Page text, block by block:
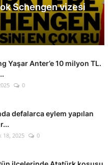
Schengen vizesi
Yaşar Anter’e 10 milyon TL.
0
defalarca eylem yapılan
18, 2025 0